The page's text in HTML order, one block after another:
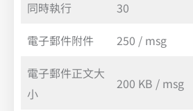
同時執行 30
電子郵件附件
250 / msg
電子郵件正文大
小
200 KB / msg